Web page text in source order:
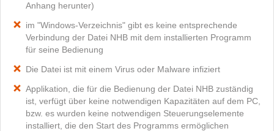
Anhang herunter)
im "Windows-Verzeichnis" gibt es keine entsprechende
Verbindung der Datei NHB mit dem installierten Programm
für seine Bedienung
Die Datei ist mit einem Virus oder Malware infiziert
Applikation, die für die Bedienung der Datei NHB zuständig
ist, verfügt über keine notwendigen Kapazitäten auf dem PC,
bzw. es wurden keine notwendigen Steuerungselemente
installiert, die den Start des Programms ermöglichen